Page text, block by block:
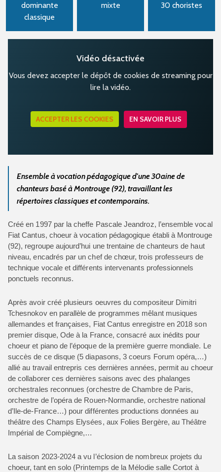
dominante
classique
mixte 30 choristes
Vidéo désactivée
Vous devez accepter le dépôt de cookies de streaming pour
lire la vidéo.
ACCEPTER LES COOKIES EN SAVOIR PLUS
Ensemble à vocation pédagogique d'une 30aine de
chanteurs basé à Montrouge (92), travaillant les
répertoires classiques et contemporains.
Créé en 1997 par la cheffe Pascale Jeandroz, l’ensemble vocal
Fiat Cantus, choeur à vocation pédagogique établi à Montrouge
(92), regroupe aujourd’hui une trentaine de chanteurs de haut
niveau, encadrés par un chef de chœur, trois professeurs de
technique vocale et différents intervenants professionnels
ponctuels reconnus.
Après avoir créé plusieurs oeuvres du compositeur Dimitri
Tchesnokov en parallèle de programmes mêlant musiques
allemandes et françaises, Fiat Cantus enregistre en 2018 son
premier disque, Ode à la France, consacré aux inédits pour
choeur et piano de l’époque de la première guerre mondiale. Le
succès de ce disque (5 diapasons, 3 coeurs Forum opéra,…)
allié au travail entrepris ces dernières années, permit au choeur
de collaborer ces dernières saisons avec des phalanges
orchestrales reconnues (orchestre de Chambre de Paris,
orchestre de l’opéra de Rouen-Normandie, orchestre national
d’Ile-de-France…) pour différentes productions données au
théâtre des Champs Elysées, aux Folies Bergère, au Théâtre
Impérial de Compiègne,…
La saison 2023-2024 a vu l’éclosion de nombreux projets du
choeur, tant en solo (Printemps de la Mélodie salle Cortot à